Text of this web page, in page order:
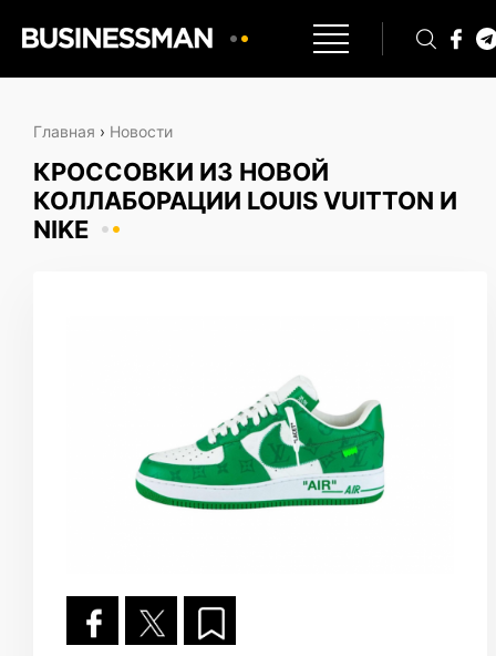
Главная › Новости
КРОССОВКИ ИЗ НОВОЙ
КОЛЛАБОРАЦИИ LOUIS VUITTON И
NIKE